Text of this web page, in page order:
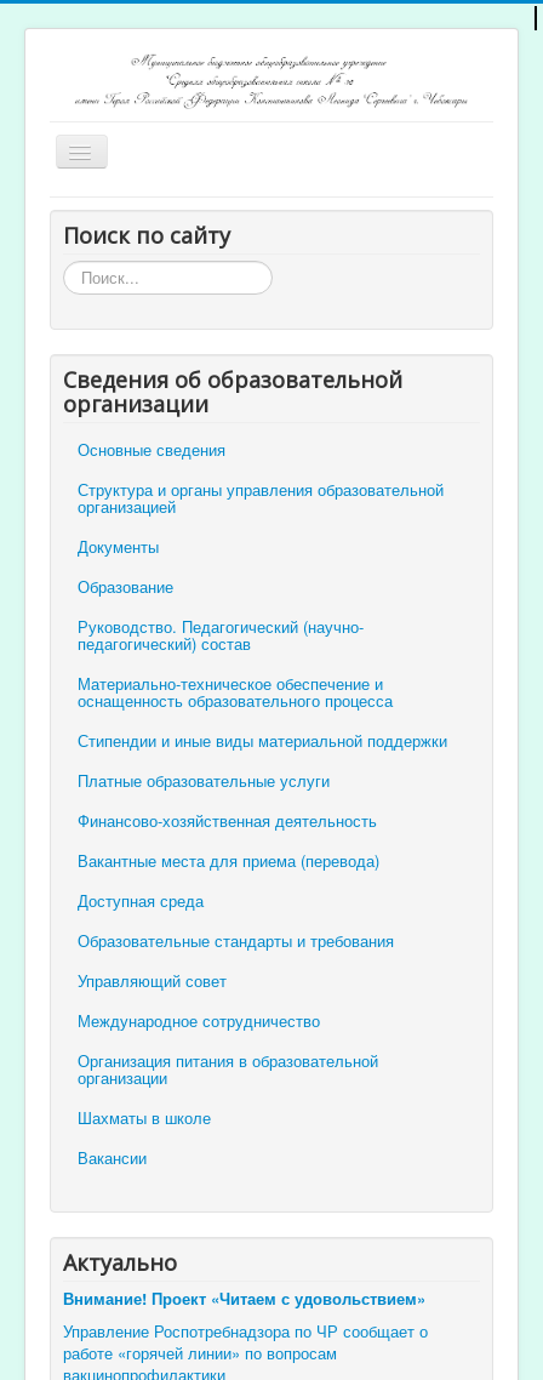
Включить/
выключить
Главная
Открытость и доступность образования
Ученикам и родителям
Учителям
Электронный журнал
Поиск по сайту
Искать...
Сведения об образовательной
организации
Основные сведения
Структура и органы управления образовательной
организацией
Документы
Образование
Руководство. Педагогический (научно-
педагогический) состав
Материально-техническое обеспечение и
оснащенность образовательного процесса
Стипендии и иные виды материальной поддержки
Платные образовательные услуги
Финансово-хозяйственная деятельность
Вакантные места для приема (перевода)
Доступная среда
Образовательные стандарты и требования
Управляющий совет
Международное сотрудничество
Организация питания в образовательной
организации
Шахматы в школе
Вакансии
Актуально
Внимание! Проект «Читаем с удовольствием»
Управление Роспотребнадзора по ЧР сообщает о
работе «горячей линии» по вопросам
вакцинопрофилактики